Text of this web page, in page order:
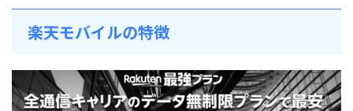
楽天モバイルの特徴